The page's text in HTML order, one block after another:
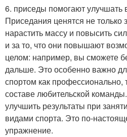
6. приседы помогают улучшать
Приседания ценятся не только
нарастить массу и повысить
и за то, что они повышают
целом: например, вы сможете
дальше. Это особенно важно
спортом как
составе любительской
улучшить результаты при
видами спорта. Это по-
упражнение.